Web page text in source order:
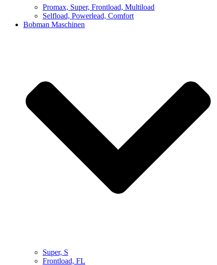
Promax, Super, Frontload, Multiload
Selfload, Powerlead, Comfort
Bobman Maschinen
Super, S
Frontload, FL